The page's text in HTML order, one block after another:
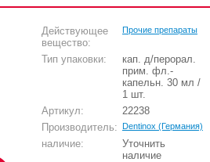
Действующее
вещество:
Прочие препараты
Тип упаковки:
кап. д/перорал.
прим. фл.-
капельн. 30 мл /
1 шт.
Артикул:
22238
Производитель: Dentinox (Германия)
наличие:
Уточнить
наличие